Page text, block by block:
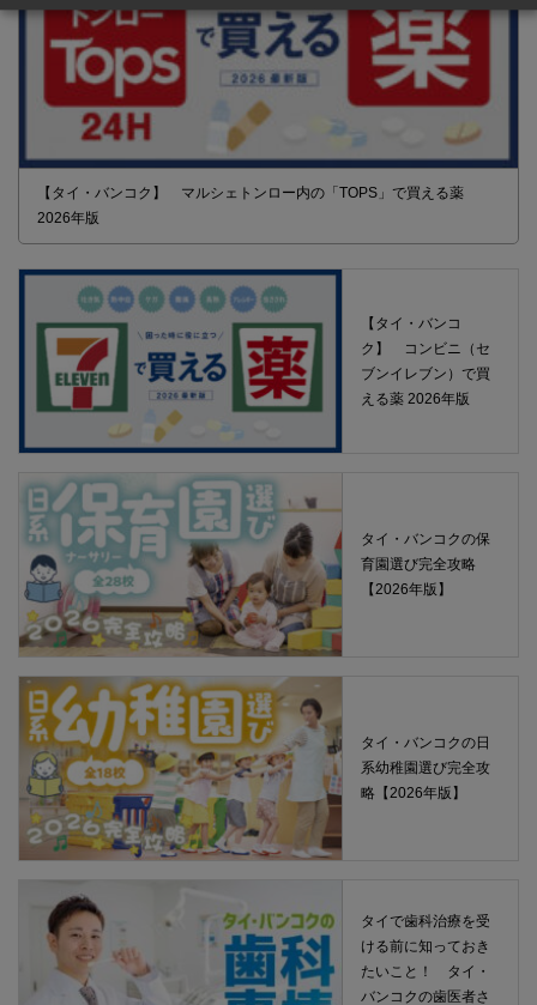
【タイ・バンコク】 マルシェトンロー内の「TOPS」で買える薬
2026年版
【タイ・バンコ
ク】 コンビニ（セ
ブンイレブン）で買
える薬 2026年版
タイ・バンコクの保
育園選び完全攻略
【2026年版】
タイ・バンコクの日
系幼稚園選び完全攻
略【2026年版】
タイで歯科治療を受
ける前に知っておき
たいこと！ タイ・
バンコクの歯医者さ